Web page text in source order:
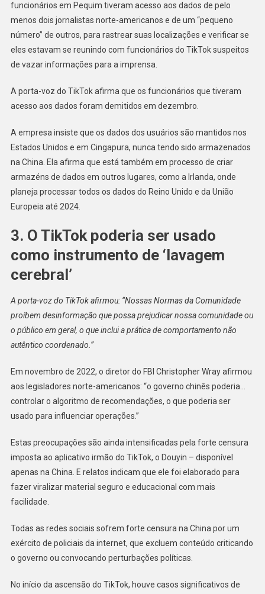
funcionários em Pequim tiveram acesso aos dados de pelo
menos dois jornalistas norte-americanos e de um “pequeno
número” de outros, para rastrear suas localizações e verificar se
eles estavam se reunindo com funcionários do TikTok suspeitos
de vazar informações para a imprensa.
A porta-voz do TikTok afirma que os funcionários que tiveram
acesso aos dados foram demitidos em dezembro.
A empresa insiste que os dados dos usuários são mantidos nos
Estados Unidos e em Cingapura, nunca tendo sido armazenados
na China. Ela afirma que está também em processo de criar
armazéns de dados em outros lugares, como a Irlanda, onde
planeja processar todos os dados do Reino Unido e da União
Europeia até 2024.
3. O TikTok poderia ser usado
como instrumento de ‘lavagem
cerebral’
A porta-voz do TikTok afirmou: “Nossas Normas da Comunidade
proíbem desinformação que possa prejudicar nossa comunidade ou
o público em geral, o que inclui a prática de comportamento não
autêntico coordenado.”
Em novembro de 2022, o diretor do FBI Christopher Wray afirmou
aos legisladores norte-americanos: “o governo chinês poderia…
controlar o algoritmo de recomendações, o que poderia ser
usado para influenciar operações.”
Estas preocupações são ainda intensificadas pela forte censura
imposta ao aplicativo irmão do TikTok, o Douyin – disponível
apenas na China. E relatos indicam que ele foi elaborado para
fazer viralizar material seguro e educacional com mais
facilidade.
Todas as redes sociais sofrem forte censura na China por um
exército de policiais da internet, que excluem conteúdo criticando
o governo ou convocando perturbações políticas.
No início da ascensão do TikTok, houve casos significativos de